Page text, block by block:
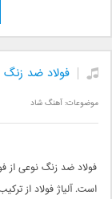
فولاد ضد
موضوعات:آهنگ شاد
فولاد ضد زنگ نوعی از
است. آلیاژ فولاد از